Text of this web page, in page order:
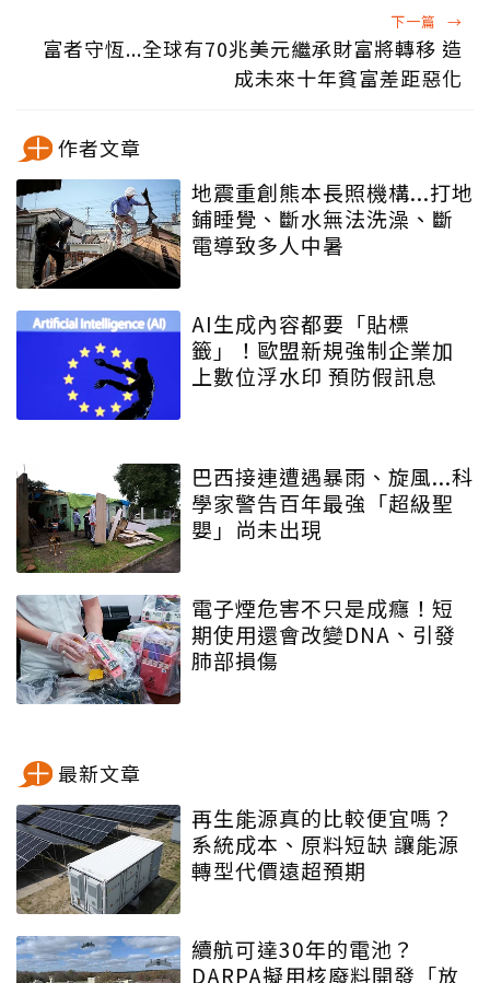
下一篇 →
富者守恆...全球有70兆美元繼承財富將轉移 造
成未來十年貧富差距惡化
作者文章
地震重創熊本長照機構...打地
鋪睡覺、斷水無法洗澡、斷
電導致多人中暑
AI生成內容都要「貼標
籤」！歐盟新規強制企業加
上數位浮水印 預防假訊息
巴西接連遭遇暴雨、旋風...科
學家警告百年最強「超級聖
嬰」尚未出現
電子煙危害不只是成癮！短
期使用還會改變DNA、引發
肺部損傷
最新文章
再生能源真的比較便宜嗎？
系統成本、原料短缺 讓能源
轉型代價遠超預期
續航可達30年的電池？
DARPA擬用核廢料開發「放